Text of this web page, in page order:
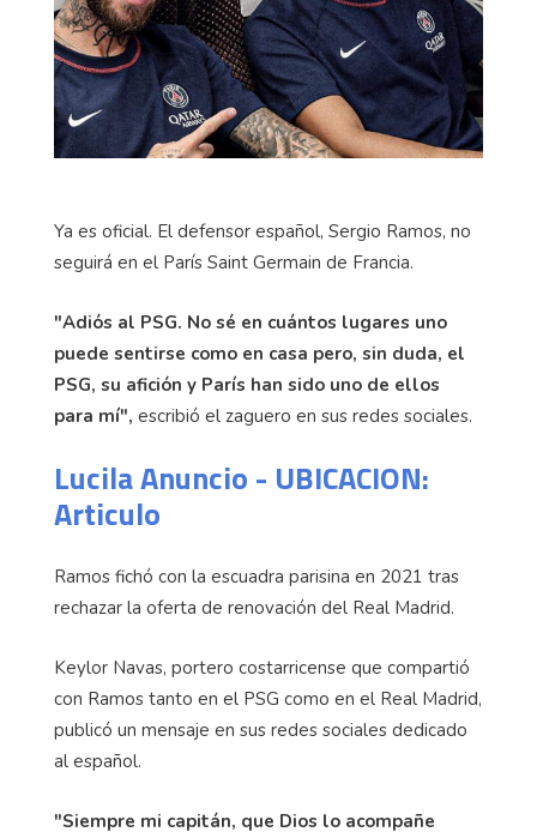
Ya es oficial. El defensor español, Sergio Ramos, no
seguirá en el París Saint Germain de Francia.
"Adiós al PSG. No sé en cuántos lugares uno
puede sentirse como en casa pero, sin duda, el
PSG, su afición y París han sido uno de ellos
para mí", escribió el zaguero en sus redes sociales.
Lucila Anuncio - UBICACION:
Articulo
Ramos fichó con la escuadra parisina en 2021 tras
rechazar la oferta de renovación del Real Madrid.
Keylor Navas, portero costarricense que compartió
con Ramos tanto en el PSG como en el Real Madrid,
publicó un mensaje en sus redes sociales dedicado
al español.
"Siempre mi capitán, que Dios lo acompañe